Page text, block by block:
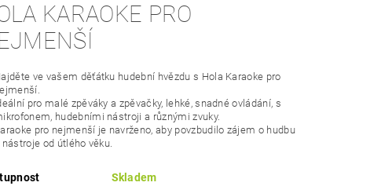
KARAOKE PRO
ve vašem děťátku hudební hvězdu s Hola Karaoke pro
pro malé zpěváky a zpěvačky, lehké, snadné ovládání, s
hudebními nástroji a různými zvuky.
pro nejmenší je navrženo, aby povzbudilo zájem o hudbu
nástroje od útlého věku.
Skladem